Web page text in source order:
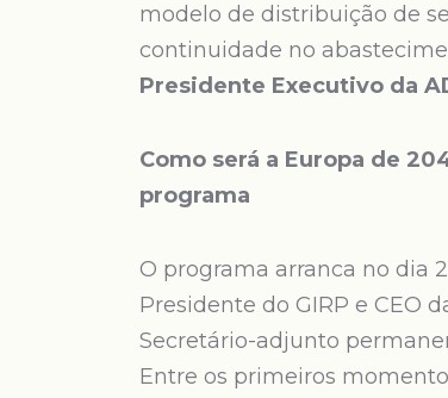
modelo de distribuição de
continuidade no
Presidente Executivo da
Como será a Europa de
programa
O programa arranca no dia
Presidente do GIRP e CEO
Secretário-adjunto
Entre os primeiros